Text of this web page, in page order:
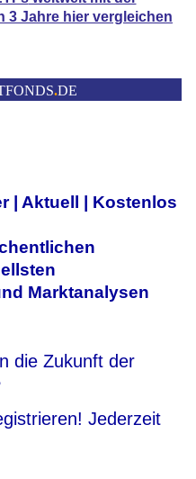
3 Jahre hier vergleichen
.DE
| Aktuell | Kostenlos
Marktanalysen
die Zukunft der
Jederzeit